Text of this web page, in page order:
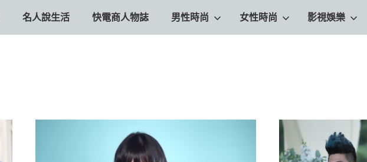
名人說生活 快電商人物誌 男性時尚 女性時尚 影視娛樂